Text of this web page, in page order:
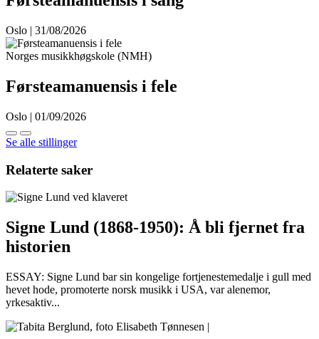
Oslo | 31/08/2026
Norges musikkhøgskole (NMH)
Førsteamanuensis i fele
Oslo | 01/09/2026
Se alle stillinger
Relaterte saker
Signe Lund (1868-1950): Å bli fjernet fra
historien
ESSAY: Signe Lund bar sin kongelige fortjenestemedalje i gull med
hevet hode, promoterte norsk musikk i USA, var alenemor,
yrkesaktiv...